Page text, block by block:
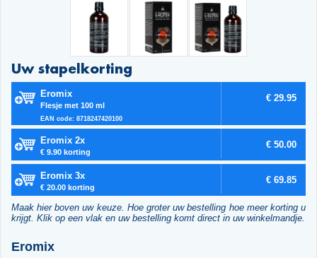
Uw stapelkorting
Eromix
Flesje met 100 ml
EAN code: 8718247420100
€ 29.95
Eromix 2x
€ 9.90 korting
€ 50.00
Eromix 3x
€ 20.00 korting
€ 69.85
Maak hier boven uw keuze. Hoe groter uw bestelling hoe meer korting u
krijgt. Klik op een vlak en uw bestelling komt direct in uw winkelmandje.
Eromix